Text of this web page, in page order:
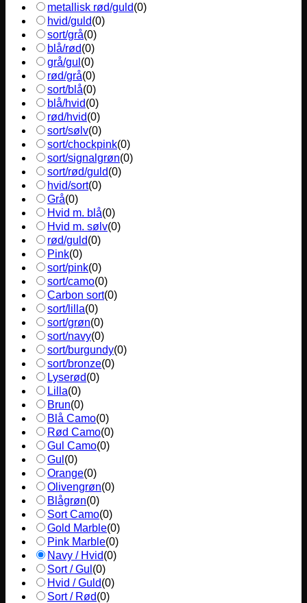
metallisk rød/guld(0)
hvid/guld(0)
sort/grå(0)
blå/rød(0)
grå/gul (0)
rød/grå(0)
sort/blå(0)
blå/hvid(0)
rød/hvid(0)
sort/sølv(0)
sort/chockpink(0)
sort/signalgrøn(0)
sort/rød/guld(0)
hvid/sort(0)
Grå(0)
Hvid m. blå(0)
Hvid m. sølv(0)
rød/guld(0)
Pink(0)
sort/pink(0)
sort/camo(0)
Carbon sort(0)
sort/lilla(0)
sort/grøn(0)
sort/navy(0)
sort/burgundy(0)
sort/bronze(0)
Lyserød(0)
Lilla(0)
Brun(0)
Blå Camo(0)
Rød Camo(0)
Gul Camo(0)
Gul (0)
Orange(0)
Olivengrøn(0)
Blågrøn(0)
Sort Camo(0)
Gold Marble(0)
Pink Marble(0)
Navy / Hvid(0)
Sort / Gul (0)
Hvid / Guld(0)
Sort / Rød(0)